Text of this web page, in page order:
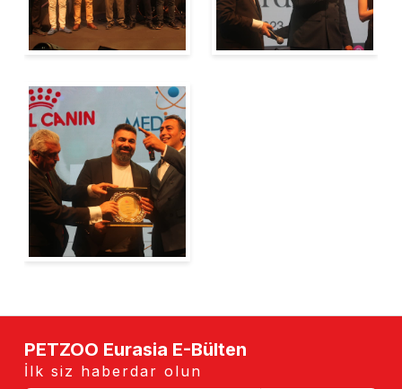
PETZOO Eurasia E-Bülten
İlk siz haberdar olun